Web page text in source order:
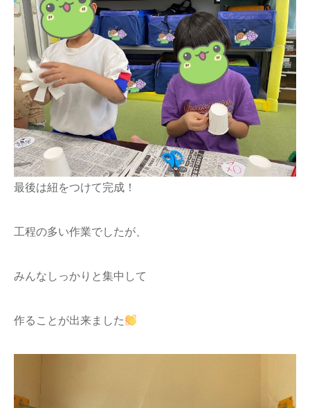
最後は紐をつけて完成！
工程の多い作業でしたが、
みんなしっかりと集中して
作ることが出来ました